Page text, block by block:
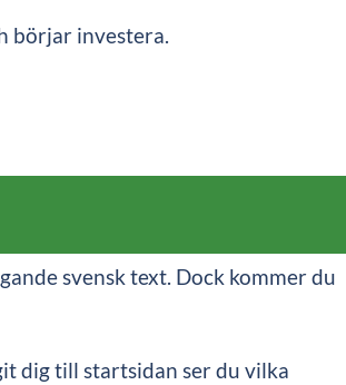
börjar investera.
svensk text. Dock kommer du
dig till startsidan ser du vilka